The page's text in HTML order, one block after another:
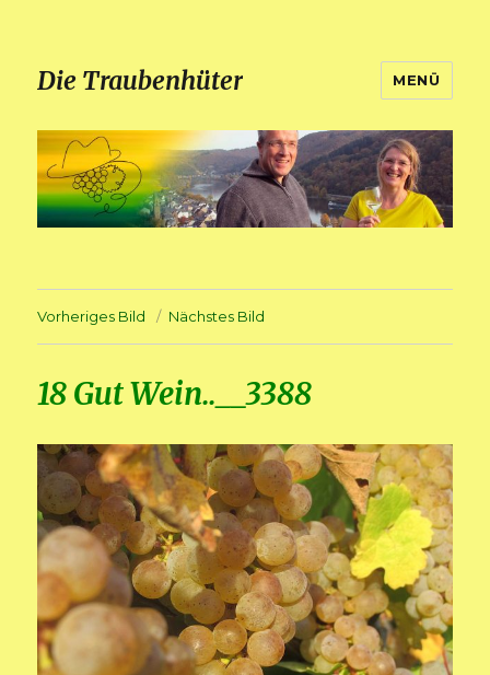
Die Traubenhüter MENÜ
Vorheriges Bild Nächstes Bild
18 Gut Wein..__3388